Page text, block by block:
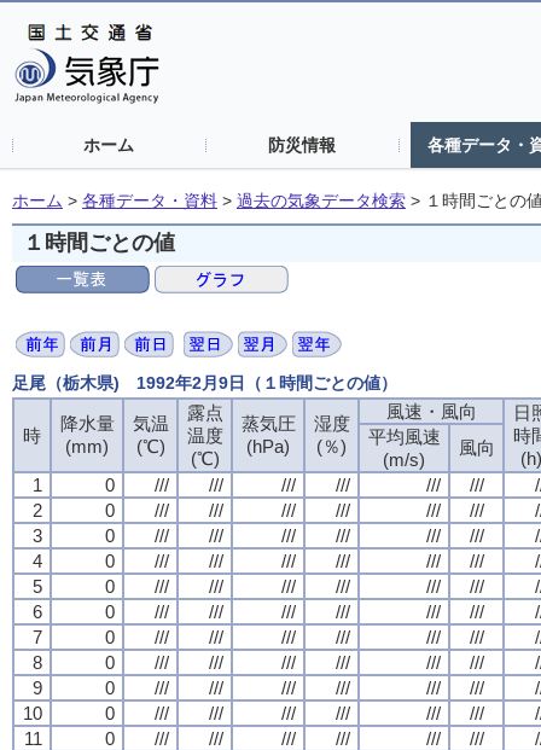
ホーム 防災情報 各種データ・
ホーム > 各種データ・資料 > 過去の気象データ検索 > １時間ごとの
１時間ごとの値
足尾（栃木県) 1992年2月9日（１時間ごとの値）
時
降水量
(mm)
気温
(℃)
露点
温度
(℃)
蒸気圧
(hPa)
湿度
(％)
風速・風向
日
時
(h)
平均風速
(m/s)
風向
1
0 /// /// /// /// /// ///
2
0 /// /// /// /// /// ///
3
0 /// /// /// /// /// ///
4
0 /// /// /// /// /// ///
5
0 /// /// /// /// /// ///
6
0 /// /// /// /// /// ///
7
0 /// /// /// /// /// ///
8
0 /// /// /// /// /// ///
9
0 /// /// /// /// /// ///
10
0 /// /// /// /// /// ///
11
0 /// /// /// /// /// ///